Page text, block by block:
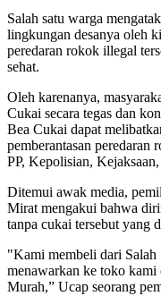
Salah satu warga
lingkungan desanya oleh
peredaran rokok illegal
sehat.
Oleh karenanya,
Cukai secara tegas dan
Bea Cukai dapat
pemberantasan peredaran
PP, Kepolisian,
Ditemui awak media,
Mirat mengakui bahwa
tanpa cukai tersebut yang
"Kami membeli dari
menawarkan ke toko kami
Murah,” Ucap seorang